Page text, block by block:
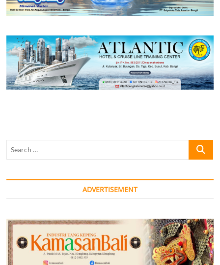
Search
ADVERTISEMENT